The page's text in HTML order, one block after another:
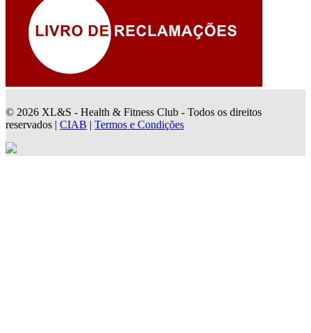
© 2026 XL&S - Health & Fitness Club - Todos os direitos
reservados | CIAB | Termos e Condições